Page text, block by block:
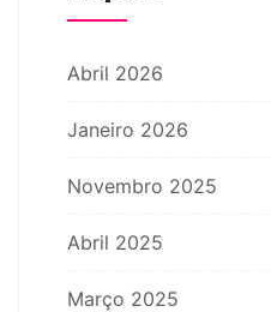
Abril 2026
Janeiro 2026
Novembro 2025
Abril 2025
Março 2025